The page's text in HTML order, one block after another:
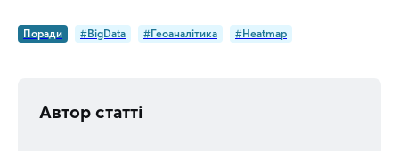
Поради #BigData #Геоаналітика #Heatmap
Автор статті